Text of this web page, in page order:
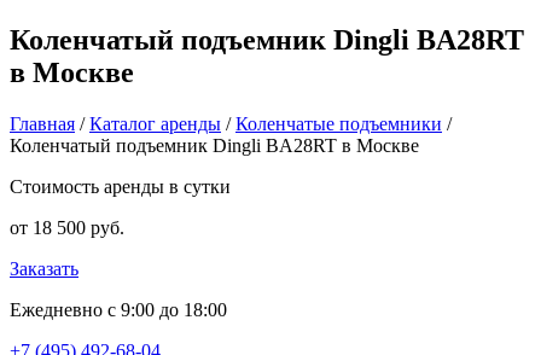
Коленчатый подъемник Dingli BA28RT
в Москве
Главная / Каталог аренды / Коленчатые подъемники /
Коленчатый подъемник Dingli BA28RT в Москве
Стоимость аренды в сутки
от 18 500 руб.
Заказать
Ежедневно с 9:00 до 18:00
+7 (495) 492-68-04